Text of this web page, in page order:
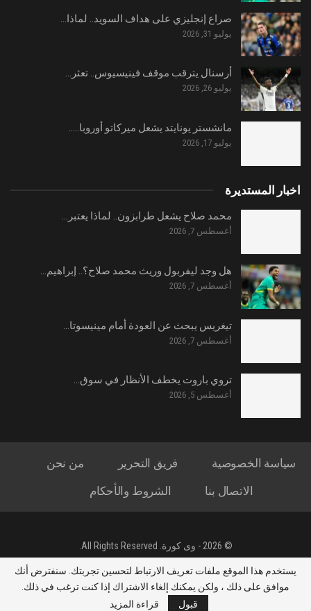
صراع إنجليزي على هداف السويد.. لماذا…
يوليو 31, 2026
أرسنال يترقب موقف فينيسيوس.. تعثر…
يوليو 26, 2026
مانشستر يونايتد يشعل ميركاتو أوروبا..…
يوليو 17, 2026
اخبار المستديرة
محمد صلاح يشعل طرابزون.. لماذا يعتبر…
أغسطس 7, 2026
هل وجد ليفربول وريث محمد صلاح؟.. إبراهيم…
أغسطس 7, 2026
تيغريس يبحث عن العودة أمام مينيسوتا…
أغسطس 7, 2026
تروي باروت يخطف الأنظار في سوق…
أغسطس 5, 2026
سياسة الخصوصية فريق التحرير
من نحن
الاتصال بنا
الشروط والأحكام
© 2026 - وى كورة. All Rights Reserved.
جميع الحقوق محفوظة لموقع وى كورة - تصميم : ياسين محمد الشحات
العريني
يستخدم هذا الموقع ملفات تعريف الارتباط لتحسين تجربتك. سنفترض أنك
موافق على ذلك ، ولكن يمكنك إلغاء الاشتراك إذا كنت ترغب في ذلك.
قبول
قراءة المزيد